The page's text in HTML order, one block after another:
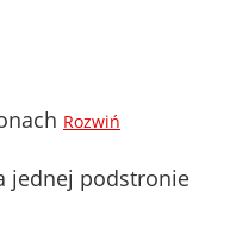
Rozwiń
jednej podstronie